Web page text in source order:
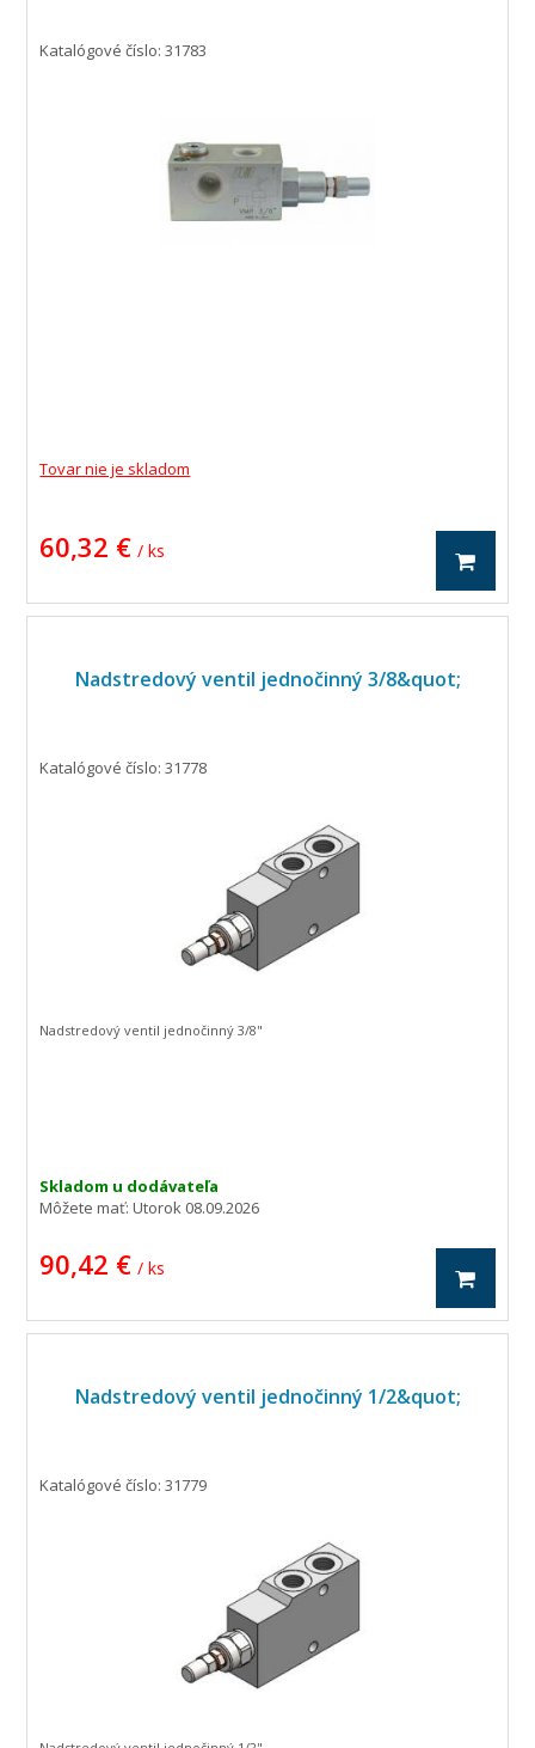
Katalógové číslo: 31783
Tovar nie je skladom
60,32 € / ks
Nadstredový ventil jednočinný 3/8&quot;
Katalógové číslo: 31778
Skladom u dodávateľa
Môžete mať:Utorok 08.09.2026
90,42 € / ks
Nadstredový ventil jednočinný 3/8"
Nadstredový ventil jednočinný 1/2&quot;
Katalógové číslo: 31779